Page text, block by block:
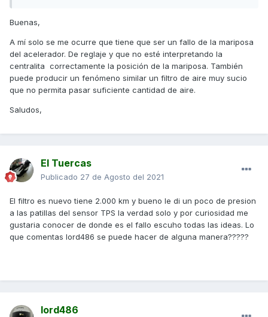
deja subir velocidad y vueltas, paro la moto voy arrancar
quita el error. Siempre la misma prueba igual resultado.
Comprobado stator,
regulador(no me pasa de 14,1 v por muy alta que vaya de
vueltas),voltaje bateria en reposo 12,3 v,limpieza de valvula
CRC Electrico. Alguien sabe donde esta el problema ya se
Buenas,
A mí solo se me ocurre que tiene que ser un fallo de la mariposa
del acelerador. De reglaje y que no esté interpretando la
centralita correctamente la posición de la mariposa. También
puede producir un fenómeno similar un filtro de aire muy sucio
que no permita pasar suficiente cantidad de aire.
Saludos,
El Tuercas
Publicado 27 de Agosto del 2021
El filtro es nuevo tiene 2.000 km y bueno le di un poco de presion
a las patillas del sensor TPS la verdad solo y por curiosidad me
gustaria conocer de donde es el fallo escuho todas las ideas. Lo
que comentas lord486 se puede hacer de alguna manera?????
lord486